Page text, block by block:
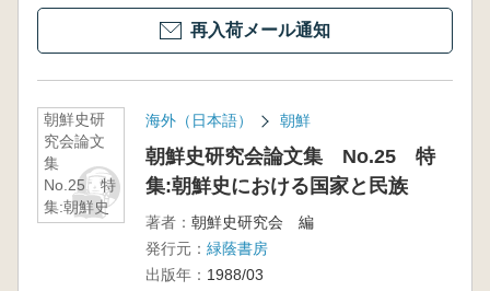
再入荷メール通知
朝鮮史研
究会論文
集
No.25 特
集:朝鮮史
における
海外（日本語） 朝鮮
朝鮮史研究会論文集 No.25 特
集:朝鮮史における国家と民族
著者： 朝鮮史研究会 編
発行元： 緑蔭書房
出版年： 1988/03